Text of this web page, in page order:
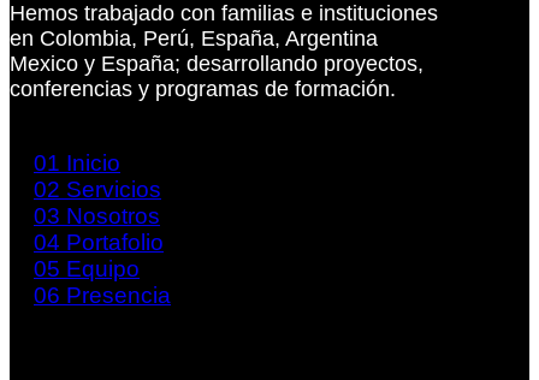
Hemos trabajado con familias e instituciones
en Colombia, Perú, España, Argentina
Mexico y España; desarrollando proyectos,
conferencias y programas de formación.
01 Inicio
02 Servicios
03 Nosotros
04 Portafolio
05 Equipo
06 Presencia